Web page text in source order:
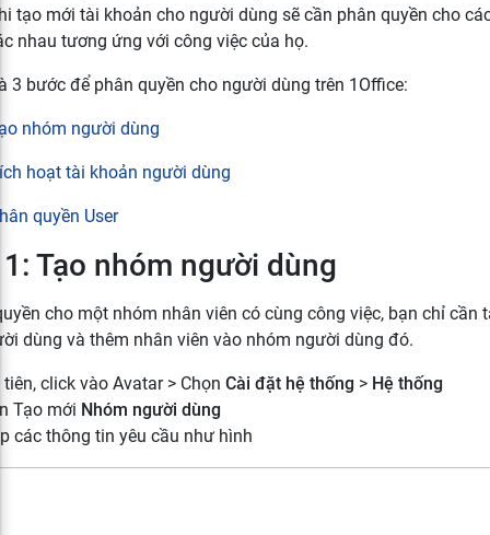
tạo mới tài khoản cho người dùng sẽ cần phân quyền cho
nhau tương ứng với công việc của họ.
3 bước để phân quyền cho người dùng trên 1Office:
nhóm người dùng
hoạt tài khoản người dùng
quyền User
Tạo nhóm người dùng
cho một nhóm nhân viên có cùng công việc, bạn chỉ cần
dùng và thêm nhân viên vào nhóm người dùng đó.
click vào Avatar > Chọn Cài đặt hệ thống > Hệ thống
Tạo mới Nhóm người dùng
các thông tin yêu cầu như hình